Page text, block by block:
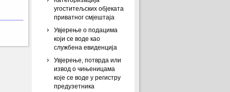
угоститељских објеката
приватног смјештаја
Увјерење о подацима
који се воде као
службена евиденција
Увјерење, потврда или
извод о чињеницама
које се воде у регистру
предузетника